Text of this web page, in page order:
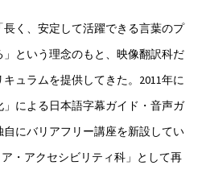
長く、安定して活躍できる言葉のプ
という理念のもと、映像翻訳科だ
ュラムを提供してきた。2011年に
による日本語字幕ガイド・音声ガ
にバリアフリー講座を新設してい
・アクセシビリティ科」として再